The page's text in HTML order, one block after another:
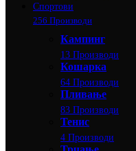
Спортови
256 Производи
Кампинг
13 Производи
Кошарка
64 Производи
Пливање
83 Производи
Тенис
4 Производи